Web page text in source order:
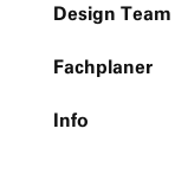
Design Team
Fachplaner
Info